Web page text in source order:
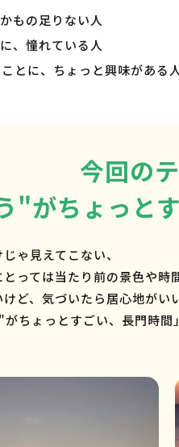
もの足りない人
、憧れている人
とに、ちょっと興味がある
今回の
"がちょっと
ゃ見えてこない、
っては当たり前の景色や時
ど、気づいたら居心地がい
ちょっとすごい、長門時間